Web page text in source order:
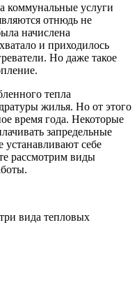
коммунальные услуги
отнюдь не
начислена
и приходилось
Но даже такое
тепла
жилья. Но от этого
время года. Некоторые
запредельные
себе
рассмотрим виды
вида тепловых